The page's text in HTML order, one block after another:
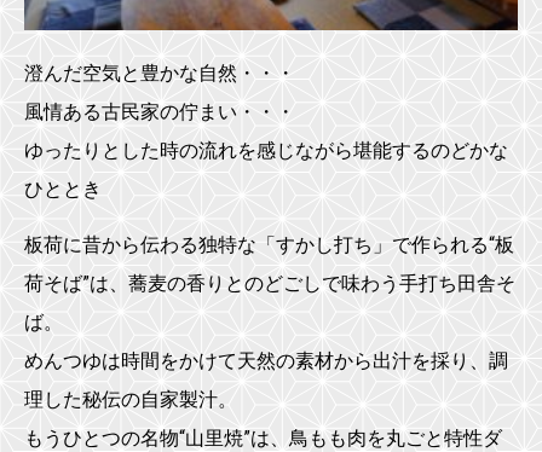
澄んだ空気と豊かな自然・・・
風情ある古民家の佇まい・・・
ゆったりとした時の流れを感じながら堪能するのどかな
ひととき
板荷に昔から伝わる独特な「すかし打ち」で作られる“板
荷そば”は、蕎麦の香りとのどごしで味わう手打ち田舎そ
ば。
めんつゆは時間をかけて天然の素材から出汁を採り、調
理した秘伝の自家製汁。
もうひとつの名物“山里焼”は、鳥もも肉を丸ごと特性ダ